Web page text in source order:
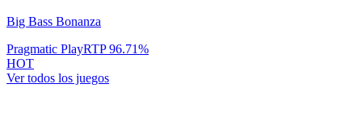
Big Bass Bonanza
Pragmatic PlayRTP96.71%
HOT
Ver todos los juegos